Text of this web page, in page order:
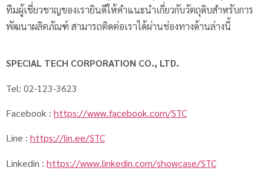
ทีมผู้เชี่ยวชาญของเรายินดีให้คำแนะนำเกี่ยวกับวัตถุดิบสำหรับการ
พัฒนาผลิตภัณฑ์ สามารถติดต่อเราได้ผ่านช่องทางด้านล่างนี้
SPECIAL TECH CORPORATION CO., LTD.
Tel: 02-123-3623
Facebook : https://www.facebook.com/STC
Line : https://lin.ee/STC
Linkedin : https://www.linkedin.com/showcase/STC